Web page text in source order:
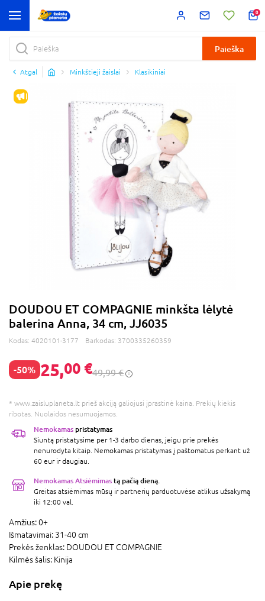
0
Paieška
Atgal Minkštieji žaislai Klasikiniai
IŠPARDAVIMAS
DOUDOU ET COMPAGNIE minkšta lėlytė
balerina Anna, 34 cm, JJ6035
Kodas: 4020101-3177 Barkodas: 3700335260359
-50% 25,00 €49,99 €
* www.zaisluplaneta.lt prieš akciją galiojusi įprastinė kaina. Prekių kiekis
ribotas. Nuolaidos nesumuojamos.
Nemokamas pristatymas
Siuntą pristatysime per 1-3 darbo dienas, jeigu prie prekės
nenurodyta kitaip. Nemokamas pristatymas į paštomatus perkant už
60 eur ir daugiau.
Nemokamas Atsiėmimas tą pačią dieną.
Greitas atsiėmimas mūsų ir partnerių parduotuvėse atlikus užsakymą
iki 12:00 val.
Amžius:0+
Išmatavimai: 31-40 cm
Prekės ženklas: DOUDOU ET COMPAGNIE
Kilmės šalis: Kinija
Apie prekę